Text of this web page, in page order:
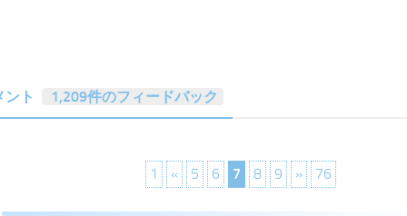
ント 1,209件のフィードバック
1 « 5 6 7 8 9 » 76